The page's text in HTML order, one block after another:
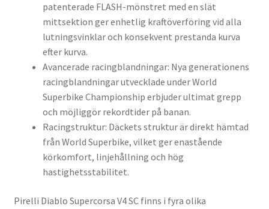
patenterade FLASH-mönstret med en slät
mittsektion ger enhetlig kraftöverföring vid alla
lutningsvinklar och konsekvent prestanda kurva
efter kurva.
Avancerade racingblandningar: Nya generationens
racingblandningar utvecklade under World
Superbike Championship erbjuder ultimat grepp
och möjliggör rekordtider på banan.
Racingstruktur: Däckets struktur är direkt hämtad
från World Superbike, vilket ger enastående
körkomfort, linjehållning och hög
hastighetsstabilitet.
Pirelli Diablo Supercorsa V4 SC finns i fyra olika